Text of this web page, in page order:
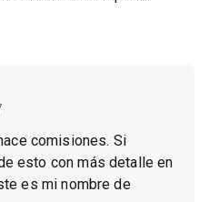
comisiones. Si
esto con más detalle en
es mi nombre de